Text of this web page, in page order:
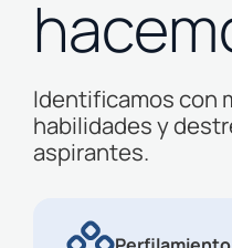
Identificamos con
habilidades y
aspirantes.